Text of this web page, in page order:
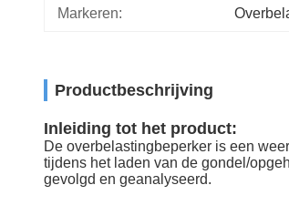
Markeren:
Productbeschrijving
Inleiding tot het product:
De overbelastingbeperker is een
tijdens het laden van de gondel/
gevolgd en geanalyseerd.